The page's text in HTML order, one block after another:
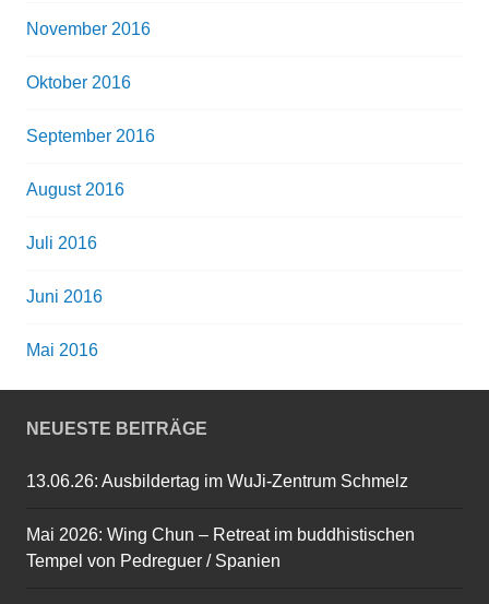
November 2016
Oktober 2016
September 2016
August 2016
Juli 2016
Juni 2016
Mai 2016
NEUESTE BEITRÄGE
13.06.26: Ausbildertag im WuJi-Zentrum Schmelz
Mai 2026: Wing Chun – Retreat im buddhistischen
Tempel von Pedreguer / Spanien